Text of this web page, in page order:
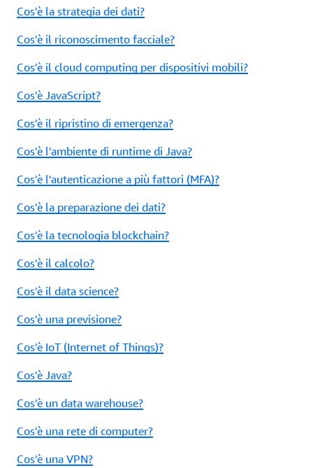
Cos'è la strategia dei dati?
Cos'è il riconoscimento facciale?
Cos'è il cloud computing per dispositivi mobili?
Cos'è JavaScript?
Cos'è il ripristino di emergenza?
Cos'è l'ambiente di runtime di Java?
Cos'è l'autenticazione a più fattori (MFA)?
Cos'è la preparazione dei dati?
Cos'è la tecnologia blockchain?
Cos'è il calcolo?
Cos'è il data science?
Cos'è una previsione?
Cos'è IoT (Internet of Things)?
Cos'è Java?
Cos'è un data warehouse?
Cos'è una rete di computer?
Cos'è una VPN?